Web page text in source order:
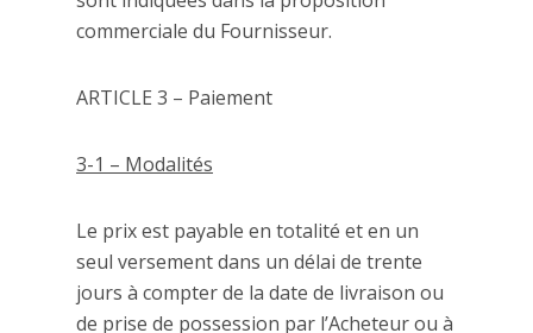
commerciale du Fournisseur.
ARTICLE 3 – Paiement
3-1 – Modalités
Le prix est payable en totalité et en un
seul versement dans un délai de trente
jours à compter de la date de livraison ou
de prise de possession par l’Acheteur ou à